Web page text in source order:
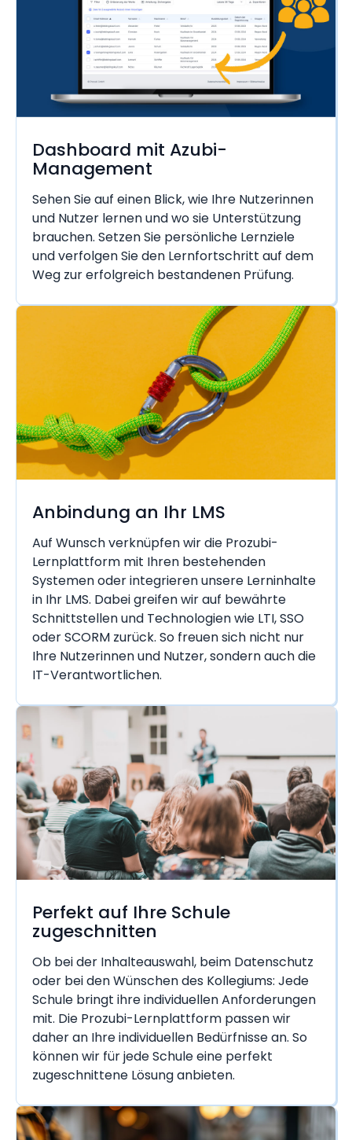
Dashboard mit Azubi-
Management
Sehen Sie auf einen Blick, wie Ihre Nutzerinnen
und Nutzer lernen und wo sie Unterstützung
brauchen. Setzen Sie persönliche Lernziele
und verfolgen Sie den Lernfortschritt auf dem
Weg zur erfolgreich bestandenen Prüfung.
Anbindung an Ihr LMS
Auf Wunsch verknüpfen wir die Prozubi-
Lernplattform mit Ihren bestehenden
Systemen oder integrieren unsere Lerninhalte
in Ihr LMS. Dabei greifen wir auf bewährte
Schnittstellen und Technologien wie LTI, SSO
oder SCORM zurück. So freuen sich nicht nur
Ihre Nutzerinnen und Nutzer, sondern auch die
IT-Verantwortlichen.
Perfekt auf Ihre Schule
zugeschnitten
Ob bei der Inhalteauswahl, beim Datenschutz
oder bei den Wünschen des Kollegiums: Jede
Schule bringt ihre individuellen Anforderungen
mit. Die Prozubi-Lernplattform passen wir
daher an Ihre individuellen Bedürfnisse an. So
können wir für jede Schule eine perfekt
zugeschnittene Lösung anbieten.